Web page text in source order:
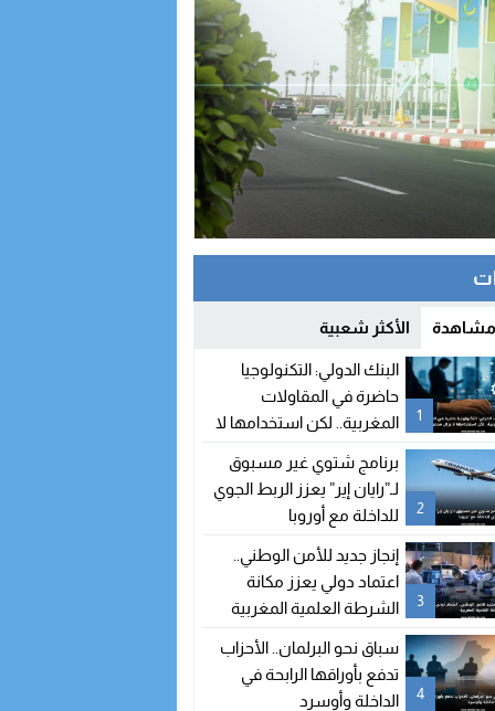
مشاهدة الأكثر شعبية
1
البنك الدولي: التكنولوجيا
حاضرة في المقاولات
المغربية.. لكن استخدامها لا
2
برنامج شتوي غير مسبوق
لـ”رايان إير” يعزز الربط الجوي
للداخلة مع أوروبا
3
إنجاز جديد للأمن الوطني..
اعتماد دولي يعزز مكانة
الشرطة العلمية المغربية
4
سباق نحو البرلمان.. الأحزاب
تدفع بأوراقها الرابحة في
الداخلة وأوسرد